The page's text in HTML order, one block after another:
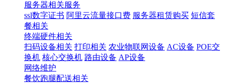
服务器相关服务
ssl数字证书 阿里云流量接口费 服务器租赁购买 短信套
餐相关
终端硬件相关
扫码设备相关 打印相关 农业物联网设备 AC设备 POE交
换机 核心交换机 路由设备 AP设备
网络维护
餐饮跑腿配送相关